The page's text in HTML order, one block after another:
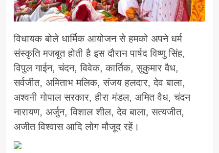
विधायक बोले धार्मिक आयोजन से हमको अपने धर्म
संस्कृति मजबूत होती है इस दौरान पार्षद विष्णु सिंह,
विपुल गाईन, चंदन, विवेक, कार्तिक, सुकुमार वैध,
सर्वजीत, अमिताभ मलिक, संजय हलदार, देव बाला,
अश्वनी गोपाल सरकार, हीरा मंडल, अमित वैध, चंदन
नारायण, अर्जुन, विशाल शील, देव बाला, सत्यजीत,
अजीत विश्वास आदि लोग मौजूद रहें।